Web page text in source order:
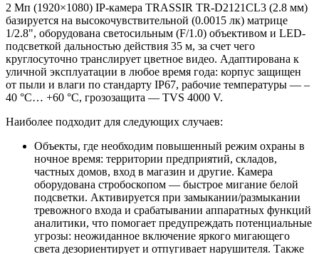
2 Мп (1920×1080) IP-камера TRASSIR TR-D2121CL3 (2.8 мм)
базируется на высокочувствительной (0.0015 лк) матрице
1/2.8", оборудована светосильным (F/1.0) объективом и LED-
подсветкой дальностью действия 35 м, за счет чего
круглосуточно транслирует цветное видео. Адаптирована к
уличной эксплуатации в любое время года: корпус защищен
от пыли и влаги по стандарту IP67, рабочие температуры — –
40 °C… +60 °C, грозозащита — TVS 4000 V.
Наиболее подходит для следующих случаев:
Объекты, где необходим повышенный режим охраны в
ночное время: территории предприятий, складов,
частных домов, вход в магазин и другие. Камера
оборудована стробоскопом — быстрое мигание белой
подсветки. Активируется при замыкании/размыкании
тревожного входа и срабатывании аппаратных функций
аналитики, что помогает предупреждать потенциальные
угрозы: неожиданное включение яркого мигающего
света дезориентирует и отпугивает нарушителя. Также